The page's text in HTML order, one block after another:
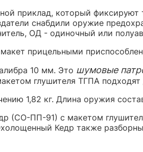
приклад, который
снабдили оружие
ОД - одиночный или
прицельными
10 мм. Это шумовые
глушителя ТГПА подходят
1,82 кг. Длина оружия
(СО-ПП-91) с макетом
Кедр также